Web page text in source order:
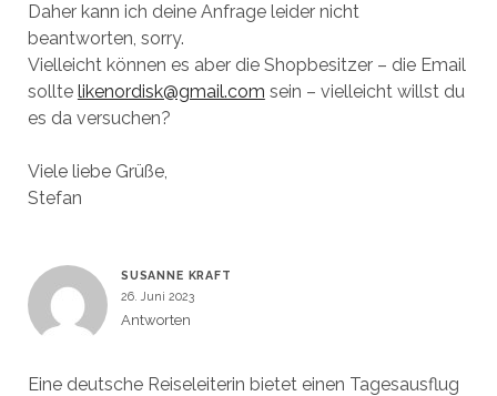
Daher kann ich deine Anfrage leider nicht
beantworten, sorry.
Vielleicht können es aber die Shopbesitzer – die Email
sollte likenordisk@gmail.com sein – vielleicht willst du
es da versuchen?
Viele liebe Grüße,
Stefan
SUSANNE KRAFT
26. Juni 2023
Antworten
Eine deutsche Reiseleiterin bietet einen Tagesausflug